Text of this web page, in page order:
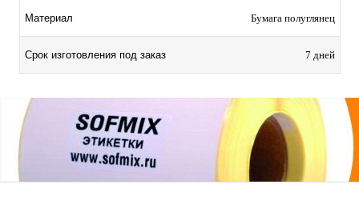
Материал Бумага полуглянец
Срок изготовления под заказ 7 дней